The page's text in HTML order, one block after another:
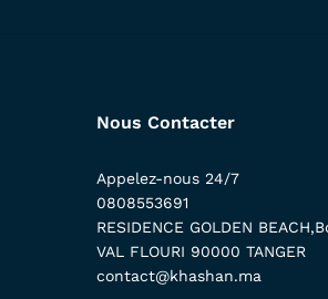
Nous Contacter
Appelez-nous 24/7
0808553691
RESIDENCE GOLDEN
VAL FLOURI 90000 TANGER
contact@khashan.ma